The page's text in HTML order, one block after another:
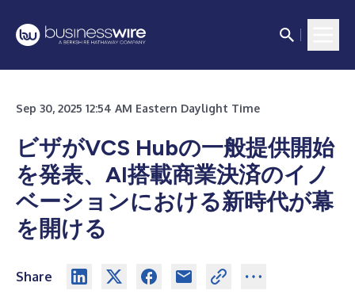
Sep 30, 2025 12:54 AM Eastern Daylight Time
ビザがVCS Hubの一般提供開始
を発表、AI搭載商業決済のイノ
ベーションにおける新時代が幕
を開ける
Share